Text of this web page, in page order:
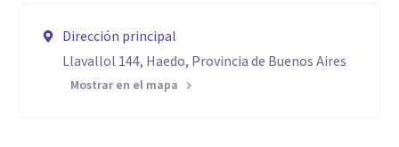
Dirección principal
Llavallol 144, Haedo, Provincia de Buenos Aires
Mostrar en el mapa